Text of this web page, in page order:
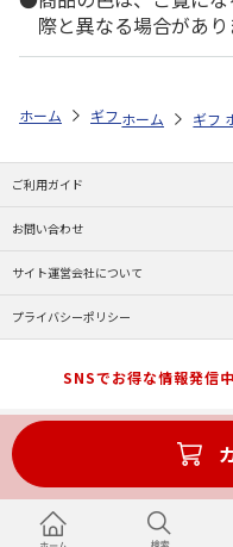
際と異なる場合があり
ホーム ギフト通販 内祝
ホーム ギフ
ご利用ガイド
お問い合わせ
サイト運営会社について
プライバシーポリシー
SNSでお得な情報発信中
Copyright (C)